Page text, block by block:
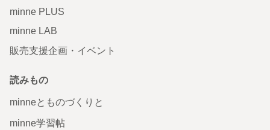
minne PLUS
minne LAB
販売支援企画・イベント
読みもの
minneとものづくりと
minne学習帖